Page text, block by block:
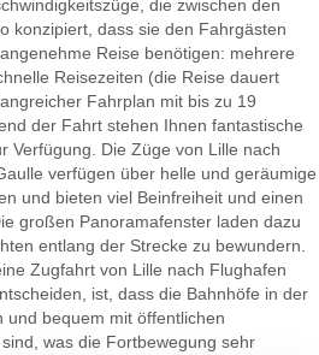
die zwischen den
konzipiert, dass sie den Fahrgästen
Reise benötigen: mehrere
Reisezeiten (die Reise dauert
Fahrplan mit bis zu 19
der Fahrt stehen Ihnen fantastische
Verfügung. Die Züge von Lille nach
verfügen über helle und geräumige
und bieten viel Beinfreiheit und einen
großen Panoramafenster laden dazu
entlang der Strecke zu bewundern.
Zugfahrt von Lille nach Flughafen
ist, dass die Bahnhöfe in der
und bequem mit öffentlichen
was die Fortbewegung sehr